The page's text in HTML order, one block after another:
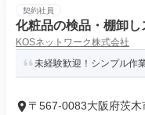
契約社員
化粧品の検品・棚卸し
KOSネットワーク株式会社
未経験歓迎！シンプル作
〒567-0083大阪府茨木